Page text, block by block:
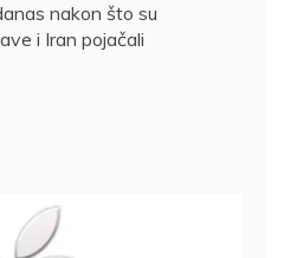
nakon što su
i Iran pojačali